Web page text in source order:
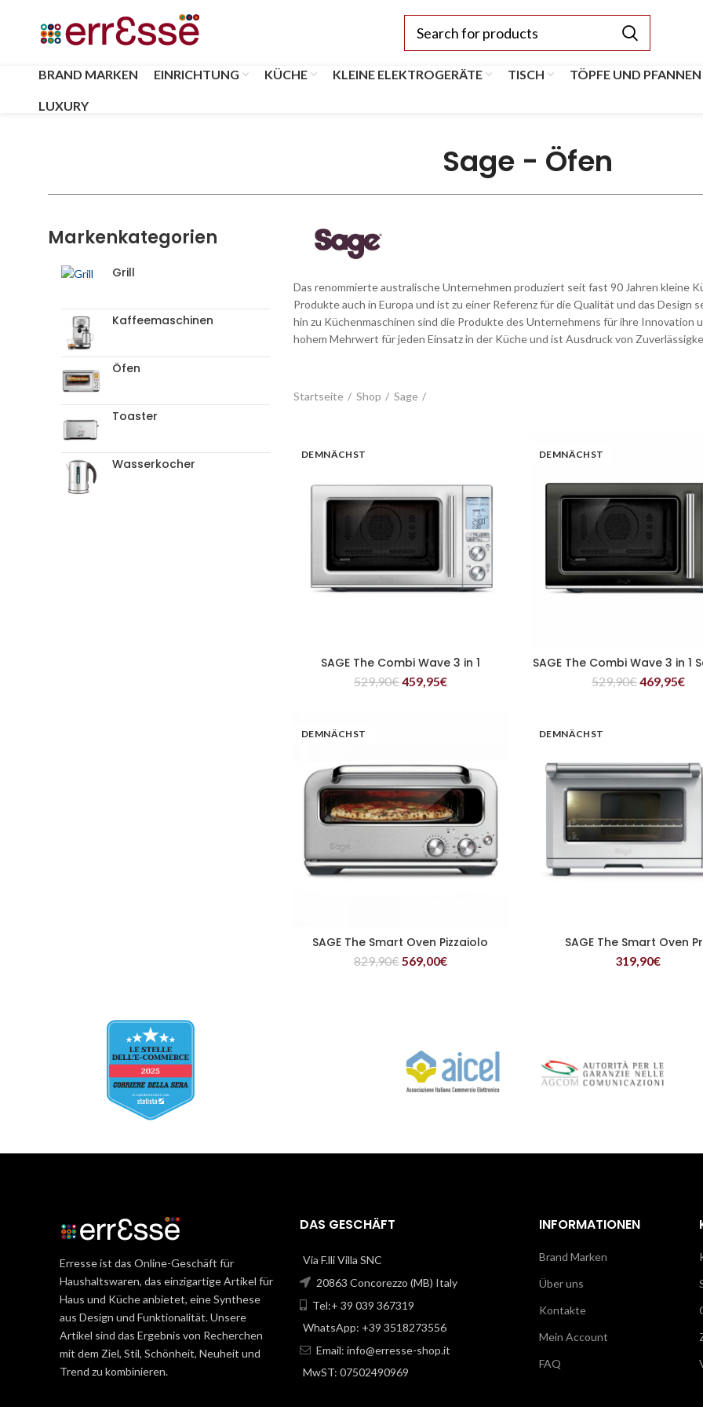
BRAND MARKEN EINRICHTUNG KÜCHE KLEINE ELEKTROGERÄTE TISCH TÖPFE UND PFANNEN
LUXURY
Sage - Öfen
Markenkategorien
Grill
Kaffeemaschinen
Öfen
Toaster
Wasserkocher
Das renommierte australische Unternehmen produziert seit fast 90 Jahren kleine
Produkte auch in Europa und ist zu einer Referenz für die Qualität und das
hin zu Küchenmaschinen sind die Produkte des Unternehmens für ihre
hohem Mehrwert für jeden Einsatz in der Küche und ist Ausdruck von
Startseite Shop Sage
DEMNÄCHST
WEITERLESEN
SAGE The Combi Wave 3 in 1
529,90€459,95€
DEMNÄCHST
WEITERLESEN
SAGE The Combi Wave 3 in 1
529,90€469,95€
DEMNÄCHST
WEITERLESEN
SAGE The Smart Oven Pizzaiolo
829,90€ 569,00€
DEMNÄCHST
WEITERLESEN
SAGE The Smart Oven
319,90€
Erresse ist das Online-Geschäft für
Haushaltswaren, das einzigartige Artikel für
Haus und Küche anbietet, eine Synthese
aus Design und Funktionalität. Unsere
Artikel sind das Ergebnis von Recherchen
mit dem Ziel, Stil, Schönheit, Neuheit und
Trend zu kombinieren.
DAS GESCHÄFT
Via F.lli Villa SNC
20863 Concorezzo (MB) Italy
Tel:+ 39 039 367319
WhatsApp: +39 3518273556
Email: info@erresse-shop.it
MwST: 07502490969
INFORMATIONEN
Brand Marken
Über uns
Kontakte
Mein Account
FAQ